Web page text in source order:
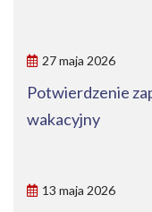
27 maja 2026
Potwierdzenie
13 maja 2026